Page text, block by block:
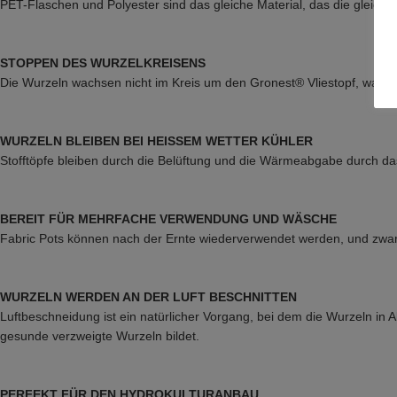
PET-Flaschen und Polyester sind das gleiche Material, das die
STOPPEN DES WURZELKREISENS
Die Wurzeln wachsen nicht im Kreis um den Gronest® Vliestopf, was
WURZELN BLEIBEN BEI HEISSEM WETTER KÜHLER
Stofftöpfe bleiben durch die Belüftung und die Wärmeabgabe durch
BEREIT FÜR MEHRFACHE VERWENDUNG UND WÄSCHE
Fabric Pots können nach der Ernte wiederverwendet werden, und
WURZELN WERDEN AN DER LUFT BESCHNITTEN
Luftbeschneidung ist ein natürlicher Vorgang, bei dem die Wurzeln
gesunde verzweigte Wurzeln bildet.